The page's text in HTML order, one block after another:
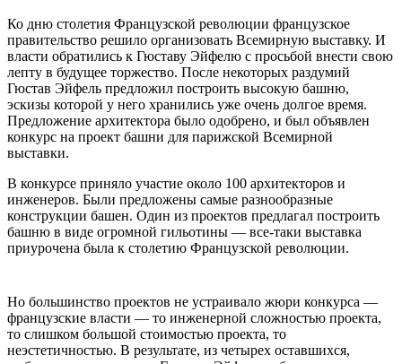
Ко дню столетия Французской революции французское
правительство решило организовать Всемирную выставку. И
власти обратились к Гюставу Эйфелю с просьбой внести свою
лепту в будущее торжество. После некоторых раздумий
Гюстав Эйфель предложил построить высокую башню,
эскизы которой у него хранились уже очень долгое время.
Предложение архитектора было одобрено, и был объявлен
конкурс на проект башни для парижской Всемирной
выставки.
В конкурсе приняло участие около 100 архитекторов и
инженеров. Были предложены самые разнообразные
конструкции башен. Один из проектов предлагал построить
башню в виде огромной гильотины — все-таки выставка
приурочена была к столетию Французской революции.
Но большинство проектов не устраивало жюри конкурса —
французские власти — то инженерной сложностью проекта,
то слишком большой стоимостью проекта, то
неэстетичностью. В результате, из четырех оставшихся,